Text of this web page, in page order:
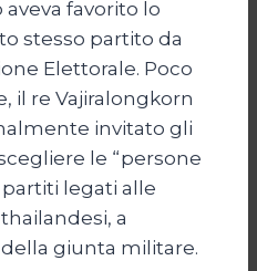
favorito lo
stesso partito da
Elettorale. Poco
il re Vajiralongkorn
invitato gli
le “persone
legati alle
a
giunta militare.